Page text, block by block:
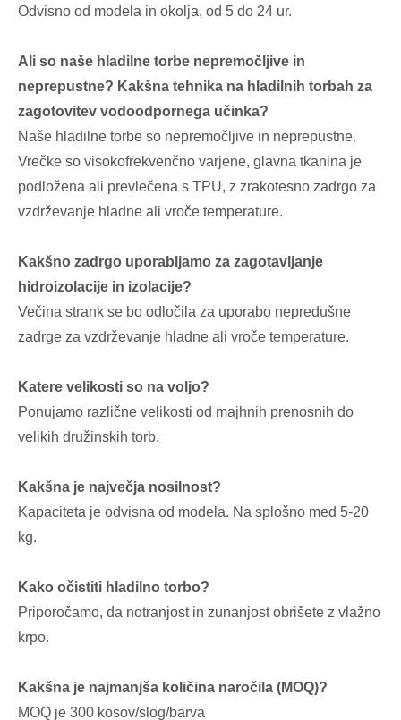
Odvisno od modela in okolja, od 5 do 24 ur.
Ali so naše hladilne torbe nepremočljive in
neprepustne? Kakšna tehnika na hladilnih torbah za
zagotovitev vodoodpornega učinka?
Naše hladilne torbe so nepremočljive in neprepustne.
Vrečke so visokofrekvenčno varjene, glavna tkanina je
podložena ali prevlečena s TPU, z zrakotesno zadrgo za
vzdrževanje hladne ali vroče temperature.
Kakšno zadrgo uporabljamo za zagotavljanje
hidroizolacije in izolacije?
Večina strank se bo odločila za uporabo nepredušne
zadrge za vzdrževanje hladne ali vroče temperature.
Katere velikosti so na voljo?
Ponujamo različne velikosti od majhnih prenosnih do
velikih družinskih torb.
Kakšna je največja nosilnost?
Kapaciteta je odvisna od modela. Na splošno med 5-20
kg.
Kako očistiti hladilno torbo?
Priporočamo, da notranjost in zunanjost obrišete z vlažno
krpo.
Kakšna je najmanjša količina naročila (MOQ)?
MOQ je 300 kosov/slog/barva